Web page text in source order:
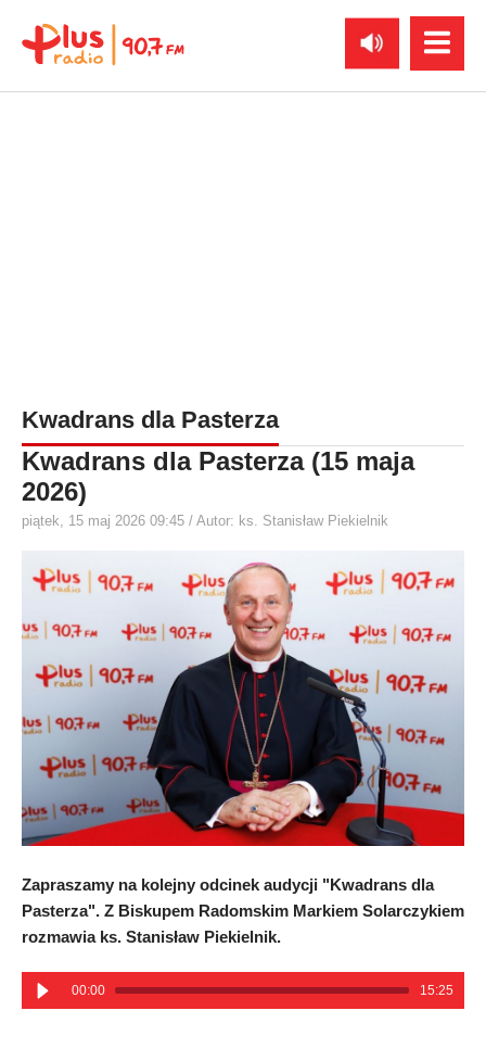
Kwadrans dla Pasterza
Kwadrans dla Pasterza (15 maja
2026)
piątek, 15 maj 2026 09:45 / Autor: ks. Stanisław Piekielnik
Zapraszamy na kolejny odcinek audycji "Kwadrans dla
Pasterza". Z Biskupem Radomskim Markiem Solarczykiem
rozmawia ks. Stanisław Piekielnik.
00:00 15:25